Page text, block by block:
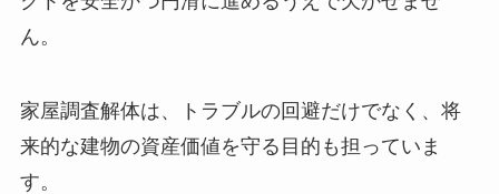
クトを安全かつ円滑に進めるうえで欠かせませ
家屋調査解体は、トラブルの回避だけでなく、将
来的な建物の資産価値を守る目的も担っていま